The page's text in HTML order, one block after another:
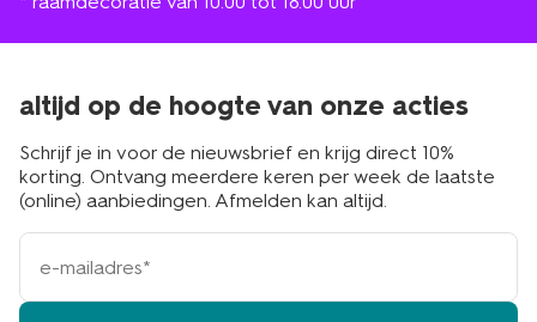
altijd op de hoogte van onze acties
Schrijf je in voor de nieuwsbrief en krijg direct 10%
korting. Ontvang meerdere keren per week de laatste
(online) aanbiedingen. Afmelden kan altijd.
e-
mailadres